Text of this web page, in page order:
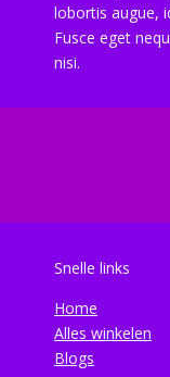
lobortis augue,
Fusce eget
nisi.
Snelle links
Home
Alles winkelen
Blogs